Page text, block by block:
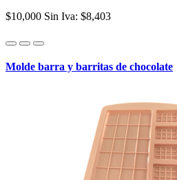
$10,000 Sin Iva: $8,403
Molde barra y barritas de chocolate